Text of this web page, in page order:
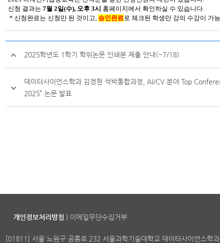
신청 결과는7월 2일(수), 오후 3시 홈페이지에서 확인하실 수 있습니다.
* 신청완료는 신청만 된 것이고, 승인완료 로 체크된 학생만 강의 수강이 가
2025학년도 1학기 학위논문 인쇄본 제출 안내(~7/18)
데이터사이언스학과 김정현 석박통합과정, AI/CV 분야 Top
2025” 논문 발표
개인정보처리방침 이메일무단수집거부
[01811] 서울 노원구 공릉로 232 서울과학기술대학교 데이터사이언스학과